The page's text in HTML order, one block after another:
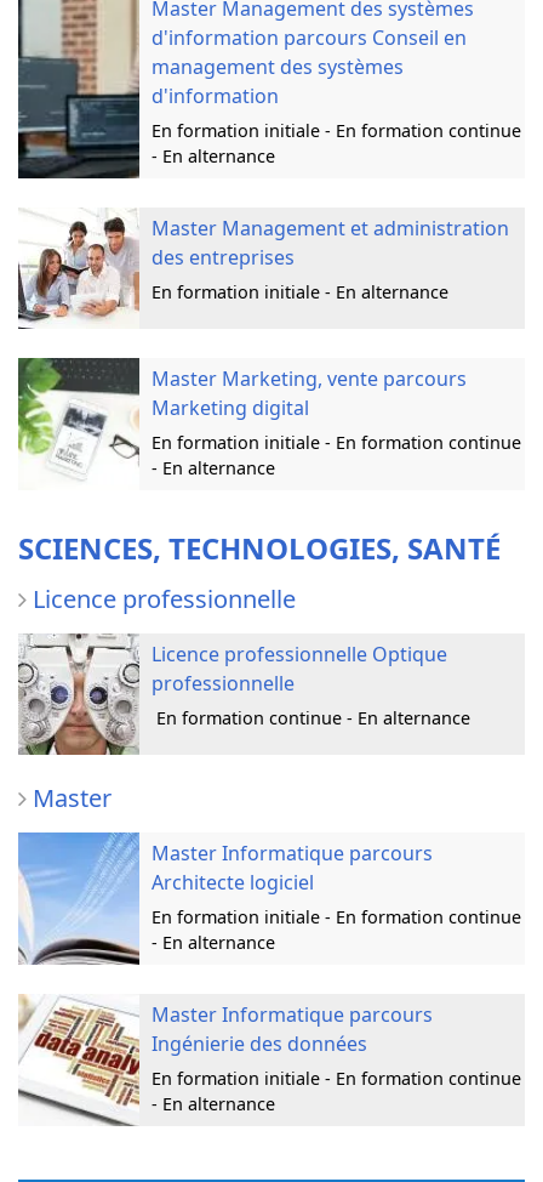
Master Management des systèmes
d'information parcours Conseil en
management des systèmes
d'information
En formation initiale - En formation continue
- En alternance
Master Management et administration
des entreprises
En formation initiale - En alternance
Master Marketing, vente parcours
Marketing digital
En formation initiale - En formation continue
- En alternance
SCIENCES, TECHNOLOGIES, SANTÉ
Licence professionnelle
Licence professionnelle Optique
professionnelle
En formation continue - En alternance
Master
Master Informatique parcours
Architecte logiciel
En formation initiale - En formation continue
- En alternance
Master Informatique parcours
Ingénierie des données
En formation initiale - En formation continue
- En alternance